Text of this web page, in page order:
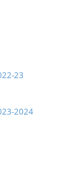
23
2024